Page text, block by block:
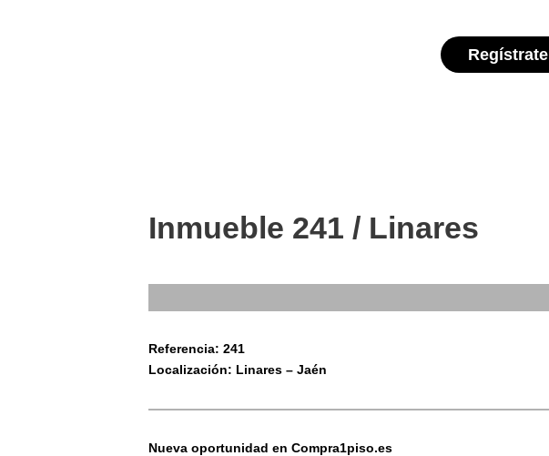
Regístrate
Inmueble 241 / Linares
Referencia: 241
Localización: Linares – Jaén
Nueva oportunidad en Compra1piso.es